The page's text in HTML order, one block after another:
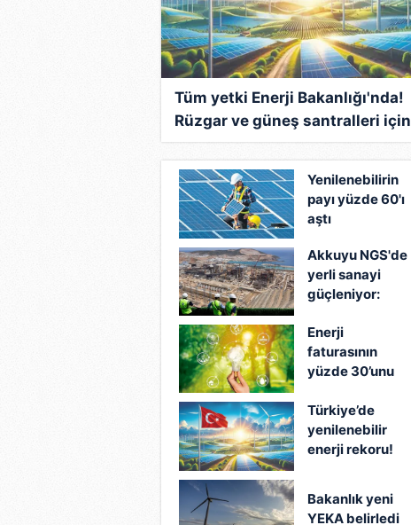
Tüm yetki Enerji Bakanlığı'nda!
Rüzgar ve güneş santralleri için
yeni dönem başladı
Yenilenebilirin
payı yüzde 60'ı
aştı
Akkuyu NGS'de
yerli sanayi
güçleniyor:
firma, 12 milyar
dolarlık iş
hacmi
Enerji
faturasının
yüzde 30’unu
ödeyecek
Türkiye’de
yenilenebilir
enerji rekoru!
son 26 yılın
Bakanlık yeni
YEKA belirledi